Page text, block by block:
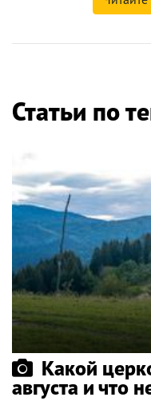
Статьи по
Какой
августа и что